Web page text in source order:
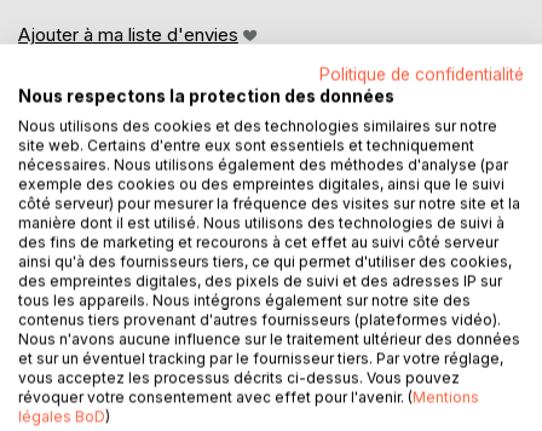
Ajouter à ma liste d'envies
DESCRIPTION
recueil de 420 lettres écrites par mon grand oncle à sa
famille pendant ses 4 années de guerre , de 1915 à août
1918 date à laquelle il fut tué par des éclats d'obus; ces
lettres témoignent de la vie d'un poilu , téléphoniste au
167ème régiment d'infanterie, sous les bombardements
Politique de confidentialité
Nous respectons la protection des données
Nous utilisons des cookies et des technologies similaires sur notre
site web. Certains d'entre eux sont essentiels et techniquement
nécessaires. Nous utilisons également des méthodes d'analyse (par
exemple des cookies ou des empreintes digitales, ainsi que le suivi
côté serveur) pour mesurer la fréquence des visites sur notre site et la
manière dont il est utilisé. Nous utilisons des technologies de suivi à
des fins de marketing et recourons à cet effet au suivi côté serveur
ainsi qu'à des fournisseurs tiers, ce qui permet d'utiliser des cookies,
des empreintes digitales, des pixels de suivi et des adresses IP sur
tous les appareils. Nous intégrons également sur notre site des
contenus tiers provenant d'autres fournisseurs (plateformes vidéo).
Nous n'avons aucune influence sur le traitement ultérieur des données
et sur un éventuel tracking par le fournisseur tiers. Par votre réglage,
vous acceptez les processus décrits ci-dessus. Vous pouvez
révoquer votre consentement avec effet pour l'avenir. (Mentions
légales BoD)